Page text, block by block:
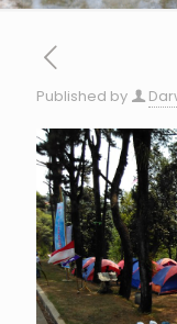
Published by